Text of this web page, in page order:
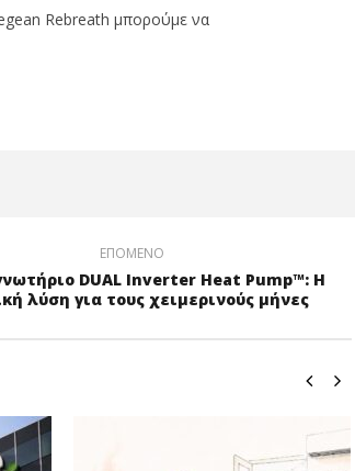
Rebreath μπορούμε να
ΕΠΌΜΕΝΟ
DUAL Inverter Heat Pump™: Η
λύση για τους χειμερινούς μήνες